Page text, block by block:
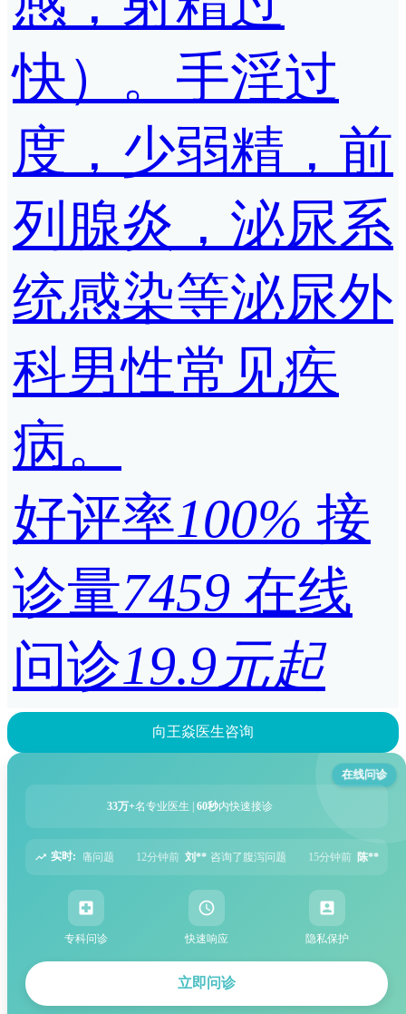
快）。手淫过
度，少弱精，前
列腺炎，泌尿系
统感染等泌尿外
科男性常见疾
病。
好评率100% 接
诊量7459 在线
问诊19.9元起
向王焱医生咨询
在线问诊
33万+名专业医生 | 60秒内快速接诊
实时:
刘** 咨询了腹泻问题 15分钟前 陈** 咨询了失眠问题 19分钟前 郑**
专科问诊 快速响应 隐私保护
立即问诊